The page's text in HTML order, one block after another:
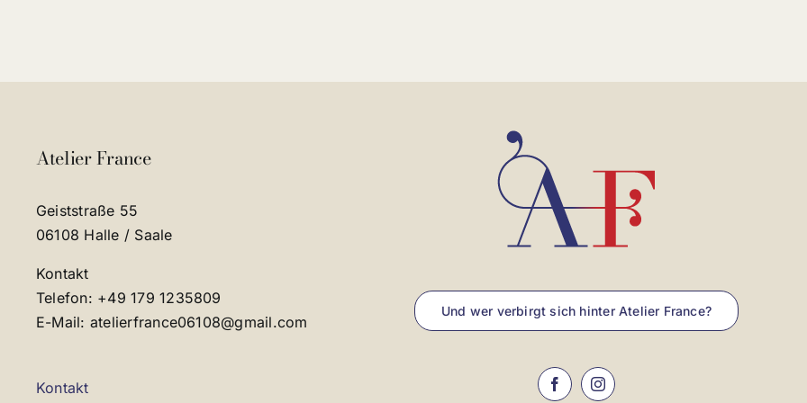
Atelier France
Geiststraße 55
06108 Halle / Saale
Kontakt
Telefon: +49 179 1235809
E-Mail: atelierfrance06108@gmail.com
Kontakt
Und wer verbirgt sich hinter Atelier France?